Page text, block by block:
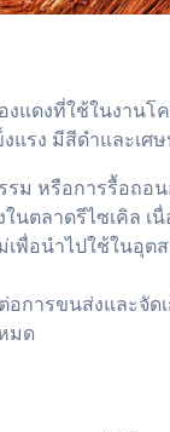
แดงที่ใช้ในงานโ
รง มีสีดำและเศษ
ม หรือการรื้อถอน
นตลาดรีไซเคิล เ
พื่อนำไปใช้ในอุต
การขนส่งและจัด
มด